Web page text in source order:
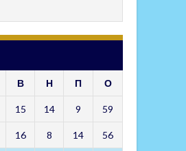
В Н П О
15 14 9 59
16 8 14 56